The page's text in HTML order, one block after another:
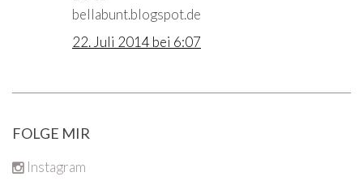
bellabunt.blogspot.de
22. Juli 2014 bei 6:07
FOLGE MIR
Instagram